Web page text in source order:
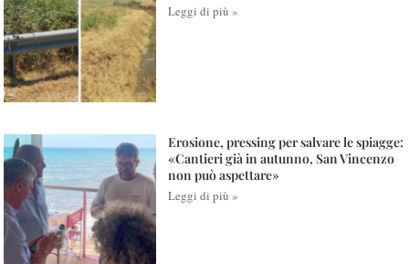
Leggi di più »
Erosione, pressing per salvare le spiagge:
«Cantieri già in autunno, San Vincenzo
non può aspettare»
Leggi di più »